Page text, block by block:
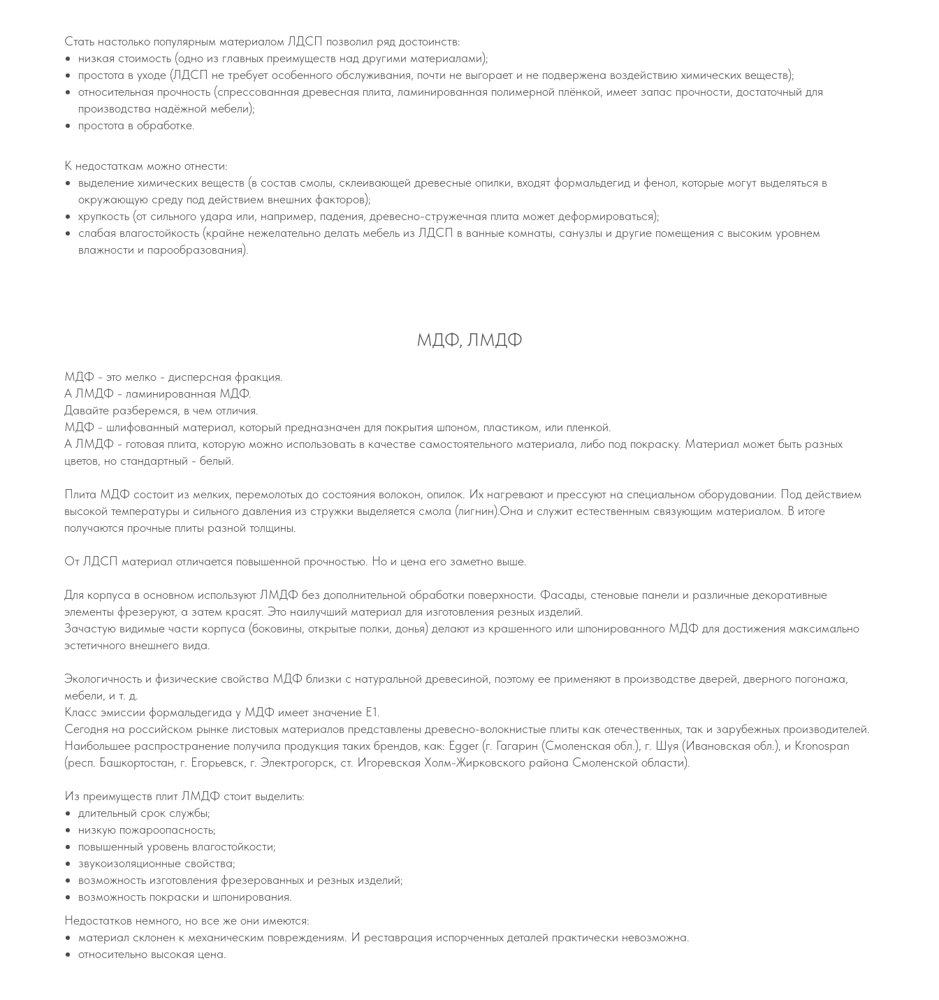
Стать настолько популярным материалом ЛДСП позволил ряд достоинств:
низкая стоимость (одно из главных преимуществ над другими материалами);
простота в уходе (ЛДСП не требует особенного обслуживания, почти не выгорает и не подвержена воздействию химических веществ);
относительная прочность (спрессованная древесная плита, ламинированная полимерной плёнкой, имеет запас прочности, достаточный для
производства надёжной мебели);
простота в обработке.
К недостаткам можно отнести:
выделение химических веществ (в состав смолы, склеивающей древесные опилки, входят формальдегид и фенол, которые могут выделяться в
окружающую среду под действием внешних факторов);
хрупкость (от сильного удара или, например, падения, древесно-стружечная плита может деформироваться);
слабая влагостойкость (крайне нежелательно делать мебель из ЛДСП в ванные комнаты, санузлы и другие помещения с высоким уровнем
влажности и парообразования).
МДФ, ЛМДФ
МДФ - это мелко - дисперсная фракция.
А ЛМДФ - ламинированная МДФ.
Давайте разберемся, в чем отличия.
МДФ - шлифованный материал, который предназначен для покрытия шпоном, пластиком, или пленкой.
А ЛМДФ - готовая плита, которую можно использовать в качестве самостоятельного материала, либо под покраску. Материал может быть разных
цветов, но стандартный - белый.
Плита МДФ состоит из мелких, перемолотых до состояния волокон, опилок. Их нагревают и прессуют на специальном оборудовании. Под действием
высокой температуры и сильного давления из стружки выделяется смола (лигнин).Она и служит естественным связующим материалом. В итоге
получаются прочные плиты разной толщины.
От ЛДСП материал отличается повышенной прочностью. Но и цена его заметно выше.
Для корпуса в основном используют ЛМДФ без дополнительной обработки поверхности. Фасады, стеновые панели и различные декоративные
элементы фрезеруют, а затем красят. Это наилучший материал для изготовления резных изделий.
Зачастую видимые части корпуса (боковины, открытые полки, донья) делают из крашенного или шпонированного МДФ для достижения максимально
эстетичного внешнего вида.
Экологичность и физические свойства МДФ близки с натуральной древесиной, поэтому ее применяют в производстве дверей, дверного погонажа,
мебели, и т. д.
Класс эмиссии формальдегида у МДФ имеет значение Е1.
Сегодня на российском рынке листовых материалов представлены древесно-волокнистые плиты как отечественных, так и зарубежных производителей.
Наибольшее распространение получила продукция таких брендов, как: Egger (г. Гагарин (Смоленская обл.), г. Шуя (Ивановская обл.), и Kronospan
(респ. Башкортостан, г. Егорьевск, г. Электрогорск, ст. Игоревская Холм-Жирковского района Смоленской области).
Из преимуществ плит ЛМДФ стоит выделить:
длительный срок службы;
низкую пожароопасность;
повышенный уровень влагостойкости;
звукоизоляционные свойства;
возможность изготовления фрезерованных и резных изделий;
возможность покраски и шпонирования.
Недостатков немного, но все же они имеются:
материал склонен к механическим повреждениям. И реставрация испорченных деталей практически невозможна.
относительно высокая цена.